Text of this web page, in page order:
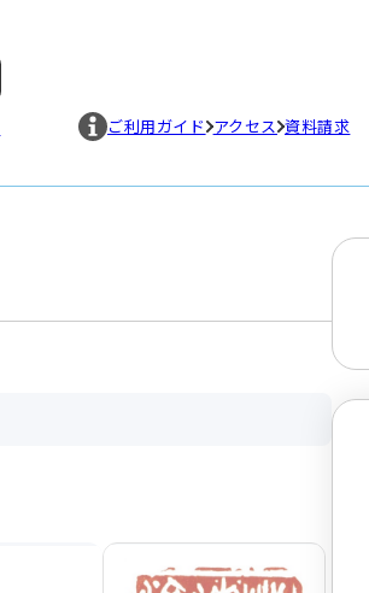
ご利用ガイド アクセス 資料請求